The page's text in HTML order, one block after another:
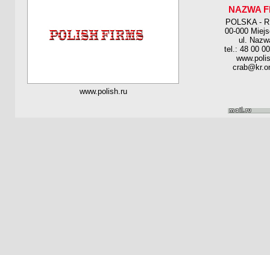
NAZWA
POLSKA -
00-000
ul.
tel.: 48 00
www.polish.ru